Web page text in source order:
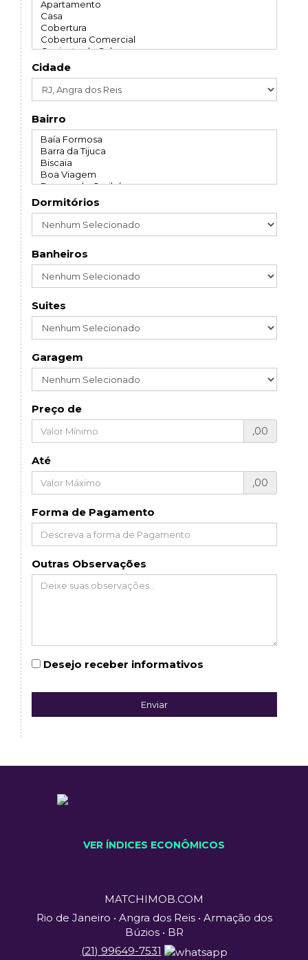
Cidade
Bairro
Dormitórios
Banheiros
Suites
Garagem
Preço de
,00
Até
,00
Forma de Pagamento
Outras Observações
Desejo receber informativos
Enviar
VER ÍNDICES ECONÔMICOS
MATCHIMOB.COM
Rio de Janeiro • Angra dos Reis • Armação dos
Búzios • BR
(21) 99649-7531